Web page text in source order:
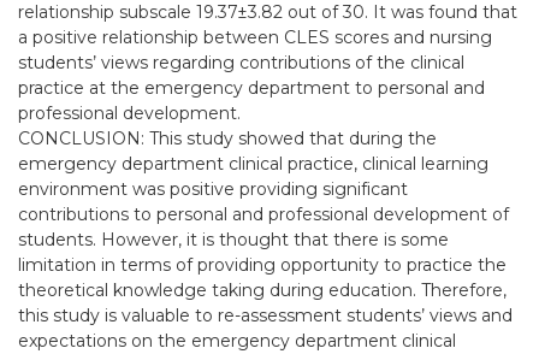
relationship subscale 19.37±3.82 out of 30. It was found that
a positive relationship between CLES scores and nursing
students’ views regarding contributions of the clinical
practice at the emergency department to personal and
professional development.
CONCLUSION: This study showed that during the
emergency department clinical practice, clinical learning
environment was positive providing significant
contributions to personal and professional development of
students. However, it is thought that there is some
limitation in terms of providing opportunity to practice the
theoretical knowledge taking during education. Therefore,
this study is valuable to re-assessment students’ views and
expectations on the emergency department clinical